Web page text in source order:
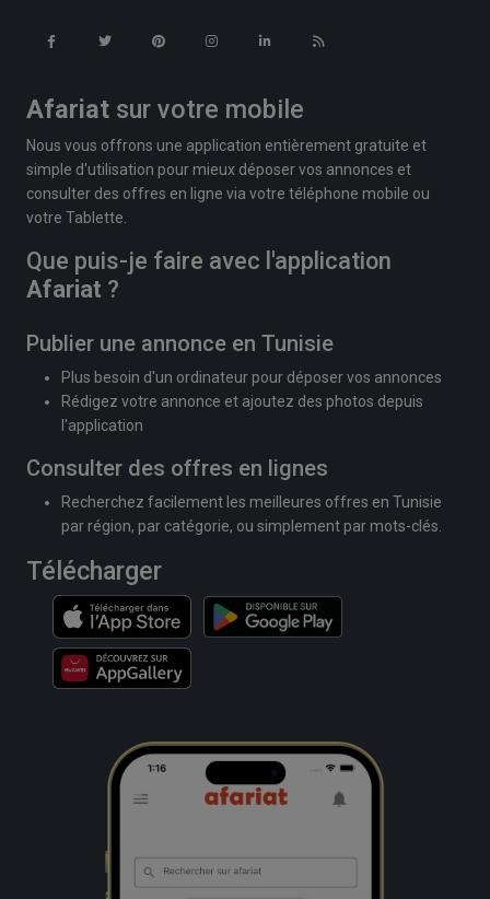
Afariat sur votre mobile
Nous vous offrons une application entièrement gratuite et
simple d'utilisation pour mieux déposer vos annonces et
consulter des offres en ligne via votre téléphone mobile ou
votre Tablette.
Que puis-je faire avec l'application
Afariat ?
Publier une annonce en Tunisie
Plus besoin d'un ordinateur pour déposer vos annonces
Rédigez votre annonce et ajoutez des photos depuis
l'application
Consulter des offres en lignes
Recherchez facilement les meilleures offres en Tunisie
par région, par catégorie, ou simplement par mots-clés.
Télécharger